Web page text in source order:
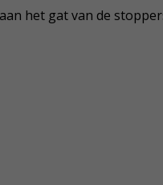
het gat van de